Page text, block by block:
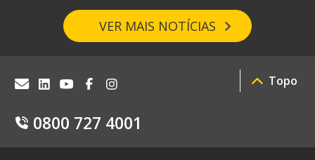
VER MAIS NOTÍCIAS
0800 727 4001
Topo